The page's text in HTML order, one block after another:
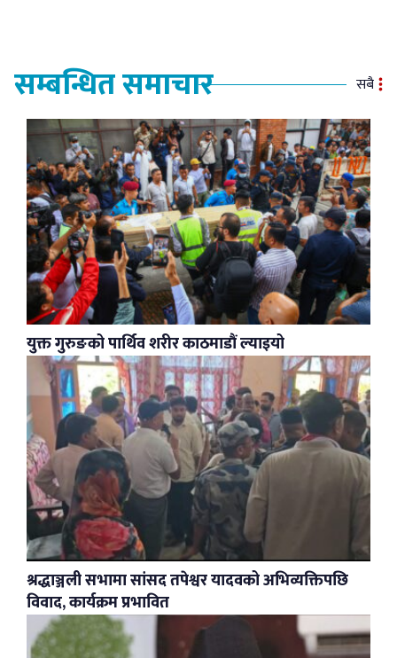
सम्बन्धित समाचार सबै
युक्त गुरुङको पार्थिव शरीर काठमाडौं ल्याइयो
श्रद्धाञ्जली सभामा सांसद तपेश्वर यादवको अभिव्यक्तिपछि
विवाद, कार्यक्रम प्रभावित